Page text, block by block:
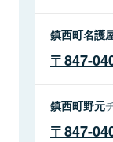
鎮西町名護
847-
鎮西町野元
847-